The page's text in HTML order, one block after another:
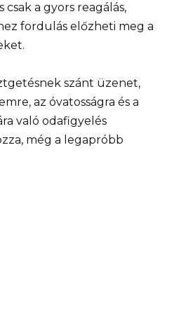
a gyors reagálás,
fordulás előzheti meg a
szánt üzenet,
az óvatosságra és a
való odafigyelés
még a legapróbb